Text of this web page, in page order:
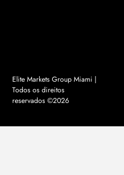
Elite Markets Group Miami |
Todos os direitos
reservados ©2026